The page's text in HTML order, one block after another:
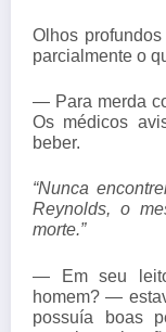
Olhos
parcialmente o
— Para merda
Os médicos
beber.
“Nunca
Reynolds, o
morte.”
— Em seu
homem? —
possuía boas